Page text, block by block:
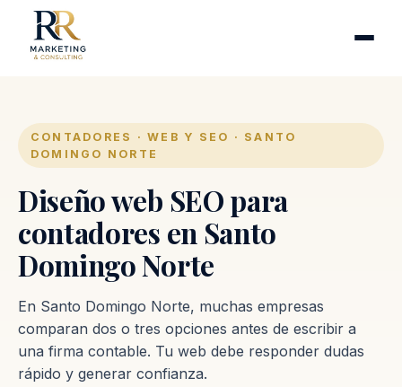
Industrias
Firmas contables
Proceso
Contacto
CONTADORES · WEB Y SEO · SANTO
DOMINGO NORTE
Diseño web SEO para
contadores en Santo
Domingo Norte
En Santo Domingo Norte, muchas empresas
comparan dos o tres opciones antes de escribir a
una firma contable. Tu web debe responder dudas
rápido y generar confianza.